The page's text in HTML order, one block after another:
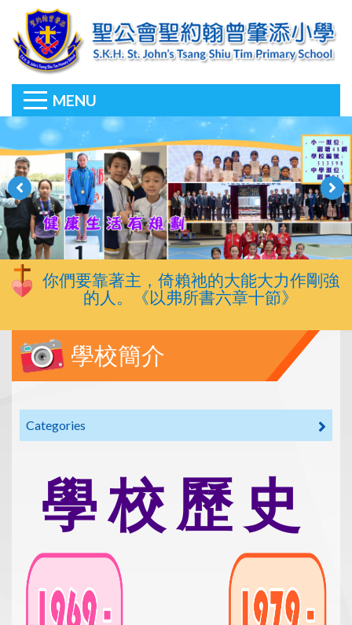
MENU
你們要靠著主，倚賴祂的大能大力作剛強
的人。《以弗所書六章十節》
學校簡介
Categories
學 校 歷 史